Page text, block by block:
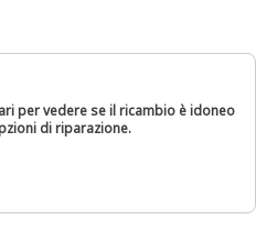
per vedere se il ricambio è idoneo
di riparazione.